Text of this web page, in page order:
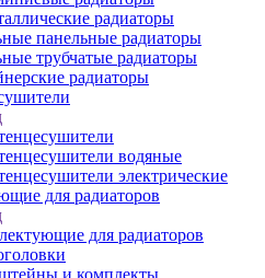
радиаторы
панельные радиаторы
трубчатые радиаторы
радиаторы
водяные
электрические
для радиаторов
для радиаторов
и комплекты